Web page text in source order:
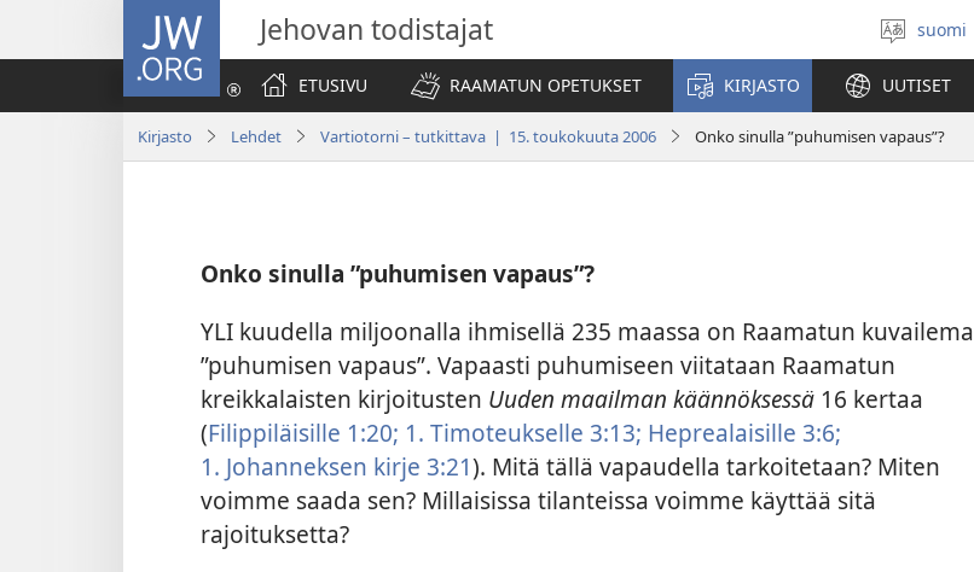
JW.ORG Jehovan todistajat
Valitse
kieli
suomi
ETUSIVU
RAAMATUN OPETUKSET KIRJASTO UUTISET
Kirjasto Lehdet Vartiotorni – tutkittava | 15. toukokuuta 2006 Onko sinulla ”puhumisen vapaus”?
Onko sinulla ”puhumisen vapaus”?
YLI kuudella miljoonalla ihmisellä 235 maassa on Raamatun kuvailema
”puhumisen vapaus”. Vapaasti puhumiseen viitataan Raamatun
kreikkalaisten kirjoitusten Uuden maailman käännöksessä 16 kertaa
(Filippiläisille 1:20; 1. Timoteukselle 3:13; Heprealaisille 3:6;
1. Johanneksen kirje 3:21). Mitä tällä vapaudella tarkoitetaan? Miten
voimme saada sen? Millaisissa tilanteissa voimme käyttää sitä
rajoituksetta?